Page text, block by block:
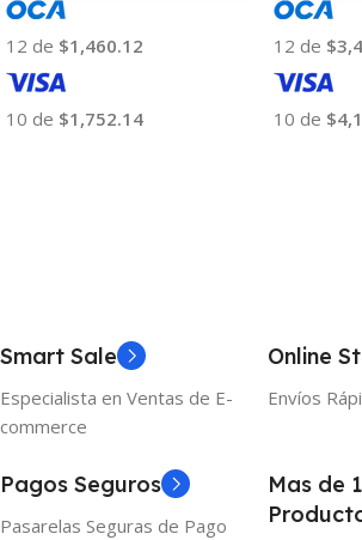
12 de $1,460.12
10 de $1,752.14
12 de
10 de
Smart Sale
Especialista en Ventas de E-
commerce
Online
Envíos
Pagos Seguros
Pasarelas Seguras de Pago
Mas de